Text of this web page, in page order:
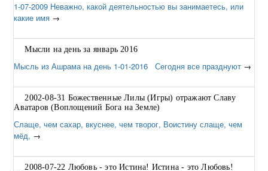
1-07-2009 Неважно, какой деятельностью вы занимаетесь, или
какие имя →
Мысли на день за январь 2016
Мысль из Ашрама на день 1-01-2016 Сегодня все празднуют →
2002-08-31 Божественные Лилы (Игры) отражают Славу
Аватаров (Воплощений Бога на Земле)
Слаще, чем сахар, вкуснее, чем творог, Воистину слаще, чем
мёд, →
2008-07-22 Любовь - это Истина! Истина - это Любовь!